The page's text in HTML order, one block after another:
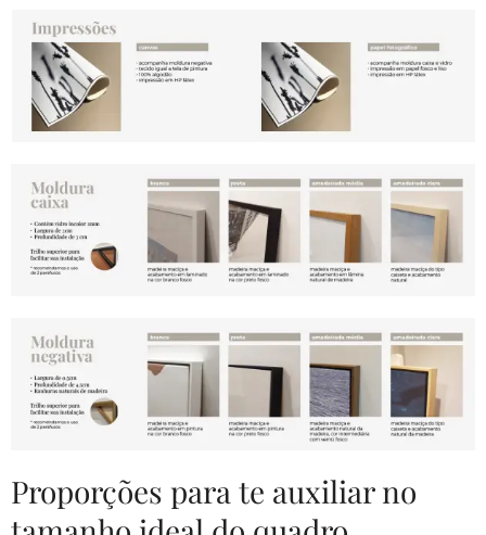
Proporções para te auxiliar no